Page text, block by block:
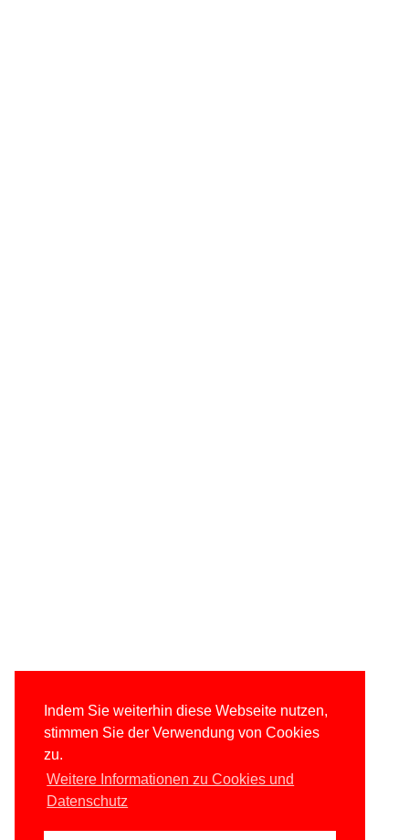
Indem Sie weiterhin diese Webseite nutzen,
stimmen Sie der Verwendung von Cookies
zu.
Weitere Informationen zu Cookies und
Datenschutz